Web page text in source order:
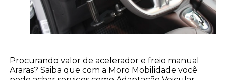
Procurando valor de acelerador e freio manual
Araras? Saiba que com a Moro Mobilidade você